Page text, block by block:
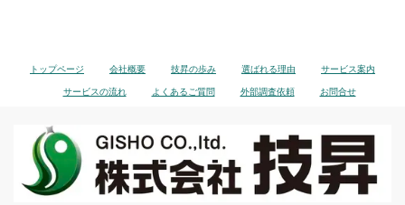
トップページ 会社概要 技昇の歩み 選ばれる理由 サービス案内
サービスの流れ よくあるご質問 外部調査依頼 お問合せ